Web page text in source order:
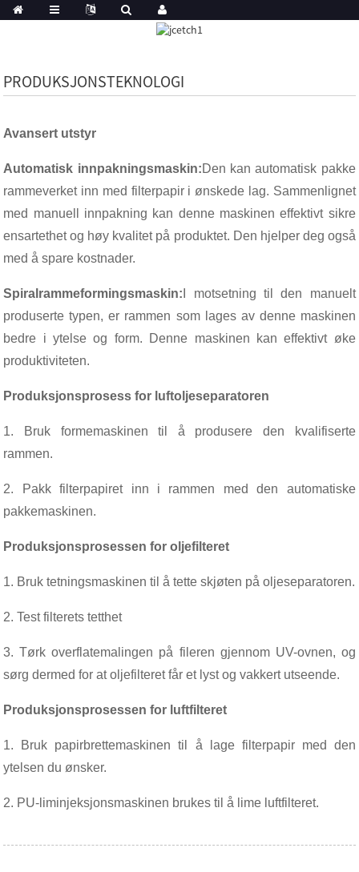
PRODUKSJONSTEKNOLOGI
Avansert utstyr
Automatisk innpakningsmaskin:Den kan automatisk pakke
rammeverket inn med filterpapir i ønskede lag. Sammenlignet
med manuell innpakning kan denne maskinen effektivt sikre
ensartethet og høy kvalitet på produktet. Den hjelper deg også
med å spare kostnader.
Spiralrammeformingsmaskin: I motsetning til den manuelt
produserte typen, er rammen som lages av denne maskinen
bedre i ytelse og form. Denne maskinen kan effektivt øke
produktiviteten.
Produksjonsprosess for luftoljeseparatoren
1. Bruk formemaskinen til å produsere den kvalifiserte
rammen.
2. Pakk filterpapiret inn i rammen med den automatiske
pakkemaskinen.
Produksjonsprosessen for oljefilteret
1. Bruk tetningsmaskinen til å tette skjøten på oljeseparatoren.
2. Test filterets tetthet
3. Tørk overflatemalingen på fileren gjennom UV-ovnen, og
sørg dermed for at oljefilteret får et lyst og vakkert utseende.
Produksjonsprosessen for luftfilteret
1. Bruk papirbrettemaskinen til å lage filterpapir med den
ytelsen du ønsker.
2. PU-liminjeksjonsmaskinen brukes til å lime luftfilteret.